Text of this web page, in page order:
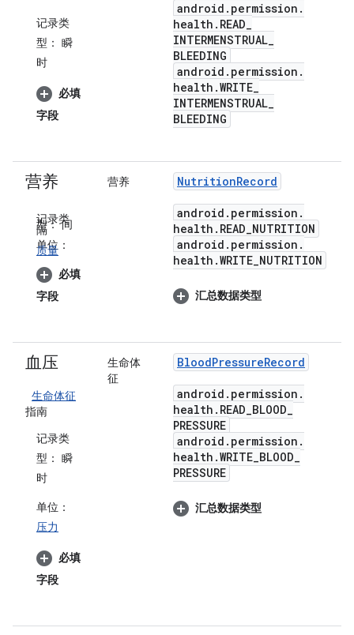
记录类
型： 瞬
时
必填
字段
android . permission .
health . READ_
INTERMENSTRUAL_
BLEEDING
android . permission .
health .WRITE_
INTERMENSTRUAL_
BLEEDING
营养
记录类
型：间
隔
单位：
质量
必填
字段
营养 NutritionRecord
android . permission .
health . READ_NUTRITION
android . permission .
health .WRITE_NUTRITION
汇总数据类型
血压
生命体征
指南
记录类
型： 瞬
时
单位：
压力
必填
字段
生命体
征
BloodPressureRecord
android . permission .
health . READ_BLOOD_
PRESSURE
android . permission .
health .WRITE_BLOOD_
PRESSURE
汇总数据类型